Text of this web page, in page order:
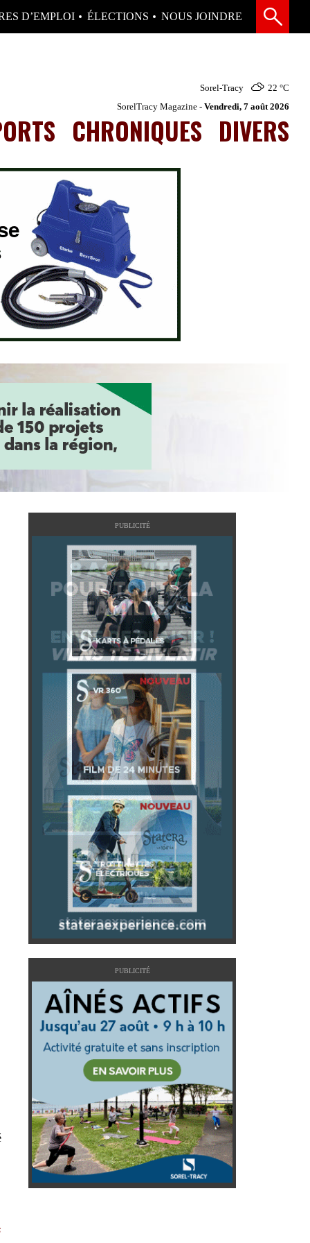
D’EMPLOI ÉLECTIONS NOUS JOINDRE
Sorel-Tracy 22 °C
SorelTracy Magazine - Vendredi, 7 août 2026
CHRONIQUES DIVERS
PUBLICITÉ
PUBLICITÉ